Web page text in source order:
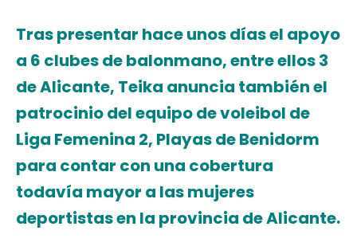
Tras presentar hace unos días el apoyo
a 6 clubes de balonmano, entre ellos 3
de Alicante, Teika anuncia también el
patrocinio del equipo de voleibol de
Liga Femenina 2, Playas de Benidorm
para contar con una cobertura
todavía mayor a las mujeres
deportistas en la provincia de Alicante.